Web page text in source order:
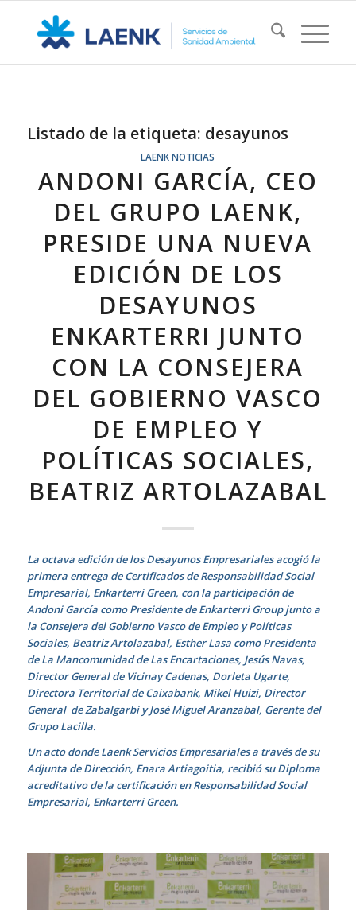
Listado de la etiqueta: desayunos
LAENK NOTICIAS
ANDONI GARCÍA, CEO
DEL GRUPO LAENK,
PRESIDE UNA NUEVA
EDICIÓN DE LOS
DESAYUNOS
ENKARTERRI JUNTO
CON LA CONSEJERA
DEL GOBIERNO VASCO
DE EMPLEO Y
POLÍTICAS SOCIALES,
BEATRIZ ARTOLAZABAL
La octava edición de los Desayunos Empresariales acogió la
primera entrega de Certificados de Responsabilidad Social
Empresarial, Enkarterri Green, con la participación de
Andoni García como Presidente de Enkarterri Group junto a
la Consejera del Gobierno Vasco de Empleo y Políticas
Sociales, Beatriz Artolazabal, Esther Lasa como Presidenta
de La Mancomunidad de Las Encartaciones, Jesús Navas,
Director General de Vicinay Cadenas, Dorleta Ugarte,
Directora Territorial de Caixabank, Mikel Huizi, Director
General de Zabalgarbi y José Miguel Aranzabal, Gerente del
Grupo Lacilla.
Un acto donde Laenk Servicios Empresariales a través de su
Adjunta de Dirección, Enara Artiagoitia, recibió su Diploma
acreditativo de la certificación en Responsabilidad Social
Empresarial, Enkarterri Green.